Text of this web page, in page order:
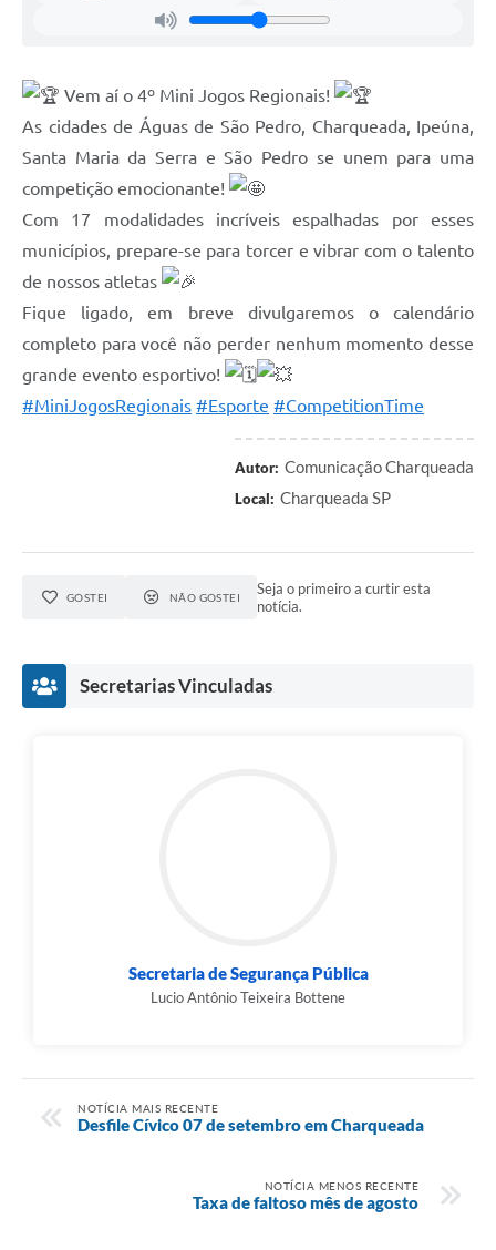
Vem aí o 4º Mini Jogos Regionais!
As cidades de Águas de São Pedro, Charqueada, Ipeúna,
Santa Maria da Serra e São Pedro se unem para uma
competição emocionante!
Com 17 modalidades incríveis espalhadas por esses
municípios, prepare-se para torcer e vibrar com o talento
de nossos atletas
Fique ligado, em breve divulgaremos o calendário
completo para você não perder nenhum momento desse
grande evento esportivo!
#MiniJogosRegionais #Esporte #CompetitionTime
Autor: Comunicação Charqueada
Local: Charqueada SP
GOSTEI NÃO GOSTEI
Seja o primeiro a curtir esta
notícia.
Secretarias Vinculadas
Secretaria de Segurança Pública
Lucio Antônio Teixeira Bottene
NOTÍCIA MAIS RECENTE
Desfile Cívico 07 de setembro em Charqueada
NOTÍCIA MENOS RECENTE
Taxa de faltoso mês de agosto